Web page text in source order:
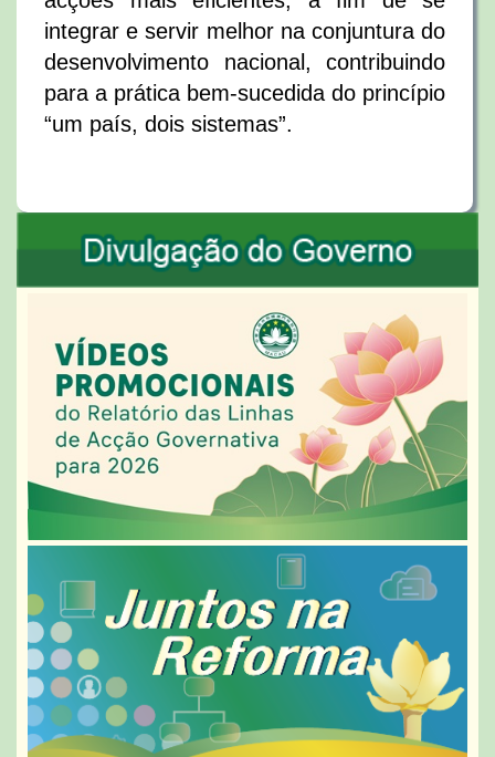
integrar e servir melhor na conjuntura do
desenvolvimento nacional, contribuindo
para a prática bem-sucedida do princípio
“um país, dois sistemas”.